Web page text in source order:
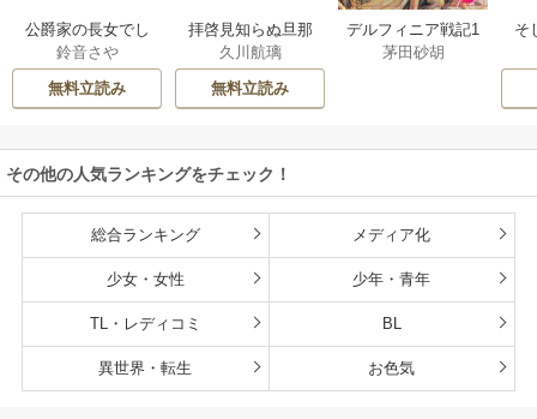
公爵家の長女でし
た
鈴音さや
無料立読み
拝啓見知らぬ旦那
様、離婚していた
だきます
久川航璃
無料立読み
デルフィニア戦記1
茅田砂胡
そ
その他の人気ランキングをチェック！
総合ランキング メディア化
少女・女性 少年・青年
TL・レディコミ BL
異世界・転生 お色気